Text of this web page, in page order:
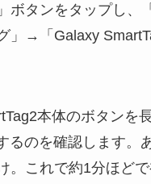
ボタンをタップし、
」→「Galaxy
本体のボタンを
るのを確認します。
。これで約1分ほど